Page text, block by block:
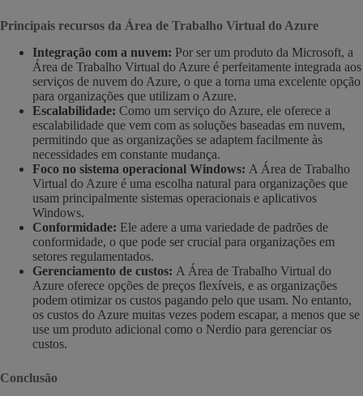
Principais recursos da Área de Trabalho Virtual do Azure
Integração com a nuvem: Por ser um produto da Microsoft, a
Área de Trabalho Virtual do Azure é perfeitamente integrada aos
serviços de nuvem do Azure, o que a torna uma excelente opção
para organizações que utilizam o Azure.
Escalabilidade: Como um serviço do Azure, ele oferece a
escalabilidade que vem com as soluções baseadas em nuvem,
permitindo que as organizações se adaptem facilmente às
necessidades em constante mudança.
Foco no sistema operacional Windows: A Área de Trabalho
Virtual do Azure é uma escolha natural para organizações que
usam principalmente sistemas operacionais e aplicativos
Windows.
Conformidade: Ele adere a uma variedade de padrões de
conformidade, o que pode ser crucial para organizações em
setores regulamentados.
Gerenciamento de custos: A Área de Trabalho Virtual do
Azure oferece opções de preços flexíveis, e as organizações
podem otimizar os custos pagando pelo que usam. No entanto,
os custos do Azure muitas vezes podem escapar, a menos que se
use um produto adicional como o Nerdio para gerenciar os
custos.
Conclusão